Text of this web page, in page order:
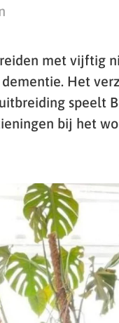
met vijftig
Het
speelt
bij het